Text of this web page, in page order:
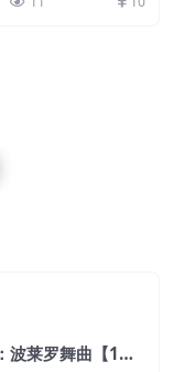
Charles Munch – 明希／拉威尔：波莱罗舞曲【176.4kHz／24bit】